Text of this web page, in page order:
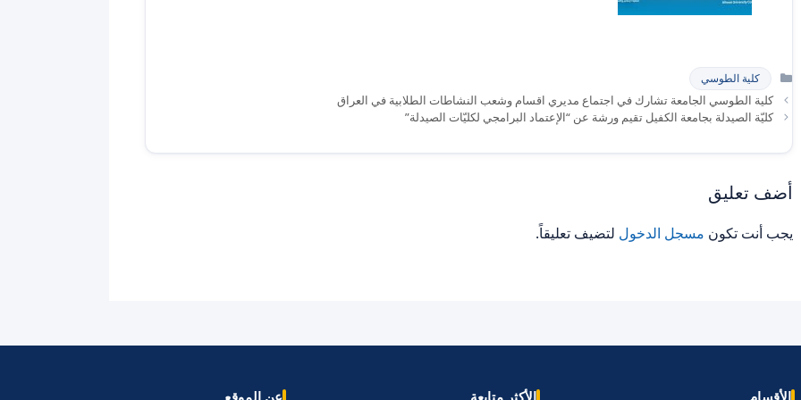
التصنيفات
كلية الطوسي
كلية الطوسي الجامعة تشارك في اجتماع مديري اقسام وشعب النشاطات الطلابية في العراق
كليّة الصيدلة بجامعة الكفيل تقيم ورشة عن “الإعتماد البرامجي لكليّات الصيدلة”
أضف تعليق
يجب أنت تكون مسجل الدخول لتضيف تعليقاً.